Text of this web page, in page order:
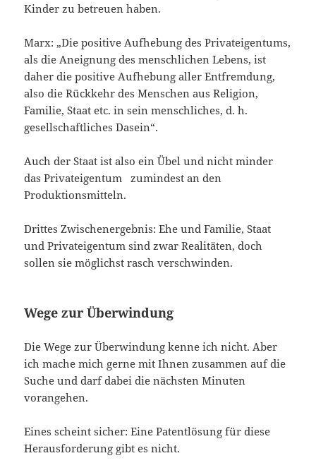
Kinder zu betreuen haben.
Marx: „Die positive Aufhebung des Privateigentums,
als die Aneignung des menschlichen Lebens, ist
daher die positive Aufhebung aller Entfremdung,
also die Rückkehr des Menschen aus Religion,
Familie, Staat etc. in sein menschliches, d. h.
gesellschaftliches Dasein“.
Auch der Staat ist also ein Übel und nicht minder
das Privateigentum zumindest an den
Produktionsmitteln.
Drittes Zwischenergebnis: Ehe und Familie, Staat
und Privateigentum sind zwar Realitäten, doch
sollen sie möglichst rasch verschwinden.
Wege zur Überwindung
Die Wege zur Überwindung kenne ich nicht. Aber
ich mache mich gerne mit Ihnen zusammen auf die
Suche und darf dabei die nächsten Minuten
vorangehen.
Eines scheint sicher: Eine Patentlösung für diese
Herausforderung gibt es nicht.